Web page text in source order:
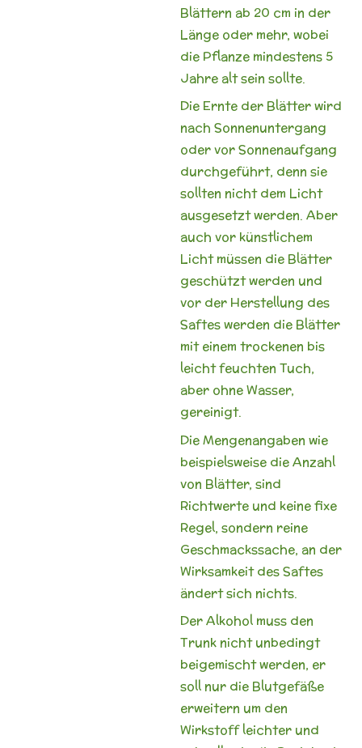
Blättern ab 20 cm in der
Länge oder mehr, wobei
die Pflanze mindestens 5
Jahre alt sein sollte.
Die Ernte der Blätter wird
nach Sonnenuntergang
oder vor Sonnenaufgang
durchgeführt, denn sie
sollten nicht dem Licht
ausgesetzt werden. Aber
auch vor künstlichem
Licht müssen die Blätter
geschützt werden und
vor der Herstellung des
Saftes werden die Blätter
mit einem trockenen bis
leicht feuchten Tuch,
aber ohne Wasser,
gereinigt.
Die Mengenangaben wie
beispielsweise die Anzahl
von Blätter, sind
Richtwerte und keine fixe
Regel, sondern reine
Geschmackssache, an der
Wirksamkeit des Saftes
ändert sich nichts.
Der Alkohol muss den
Trunk nicht unbedingt
beigemischt werden, er
soll nur die Blutgefäße
erweitern um den
Wirkstoff leichter und